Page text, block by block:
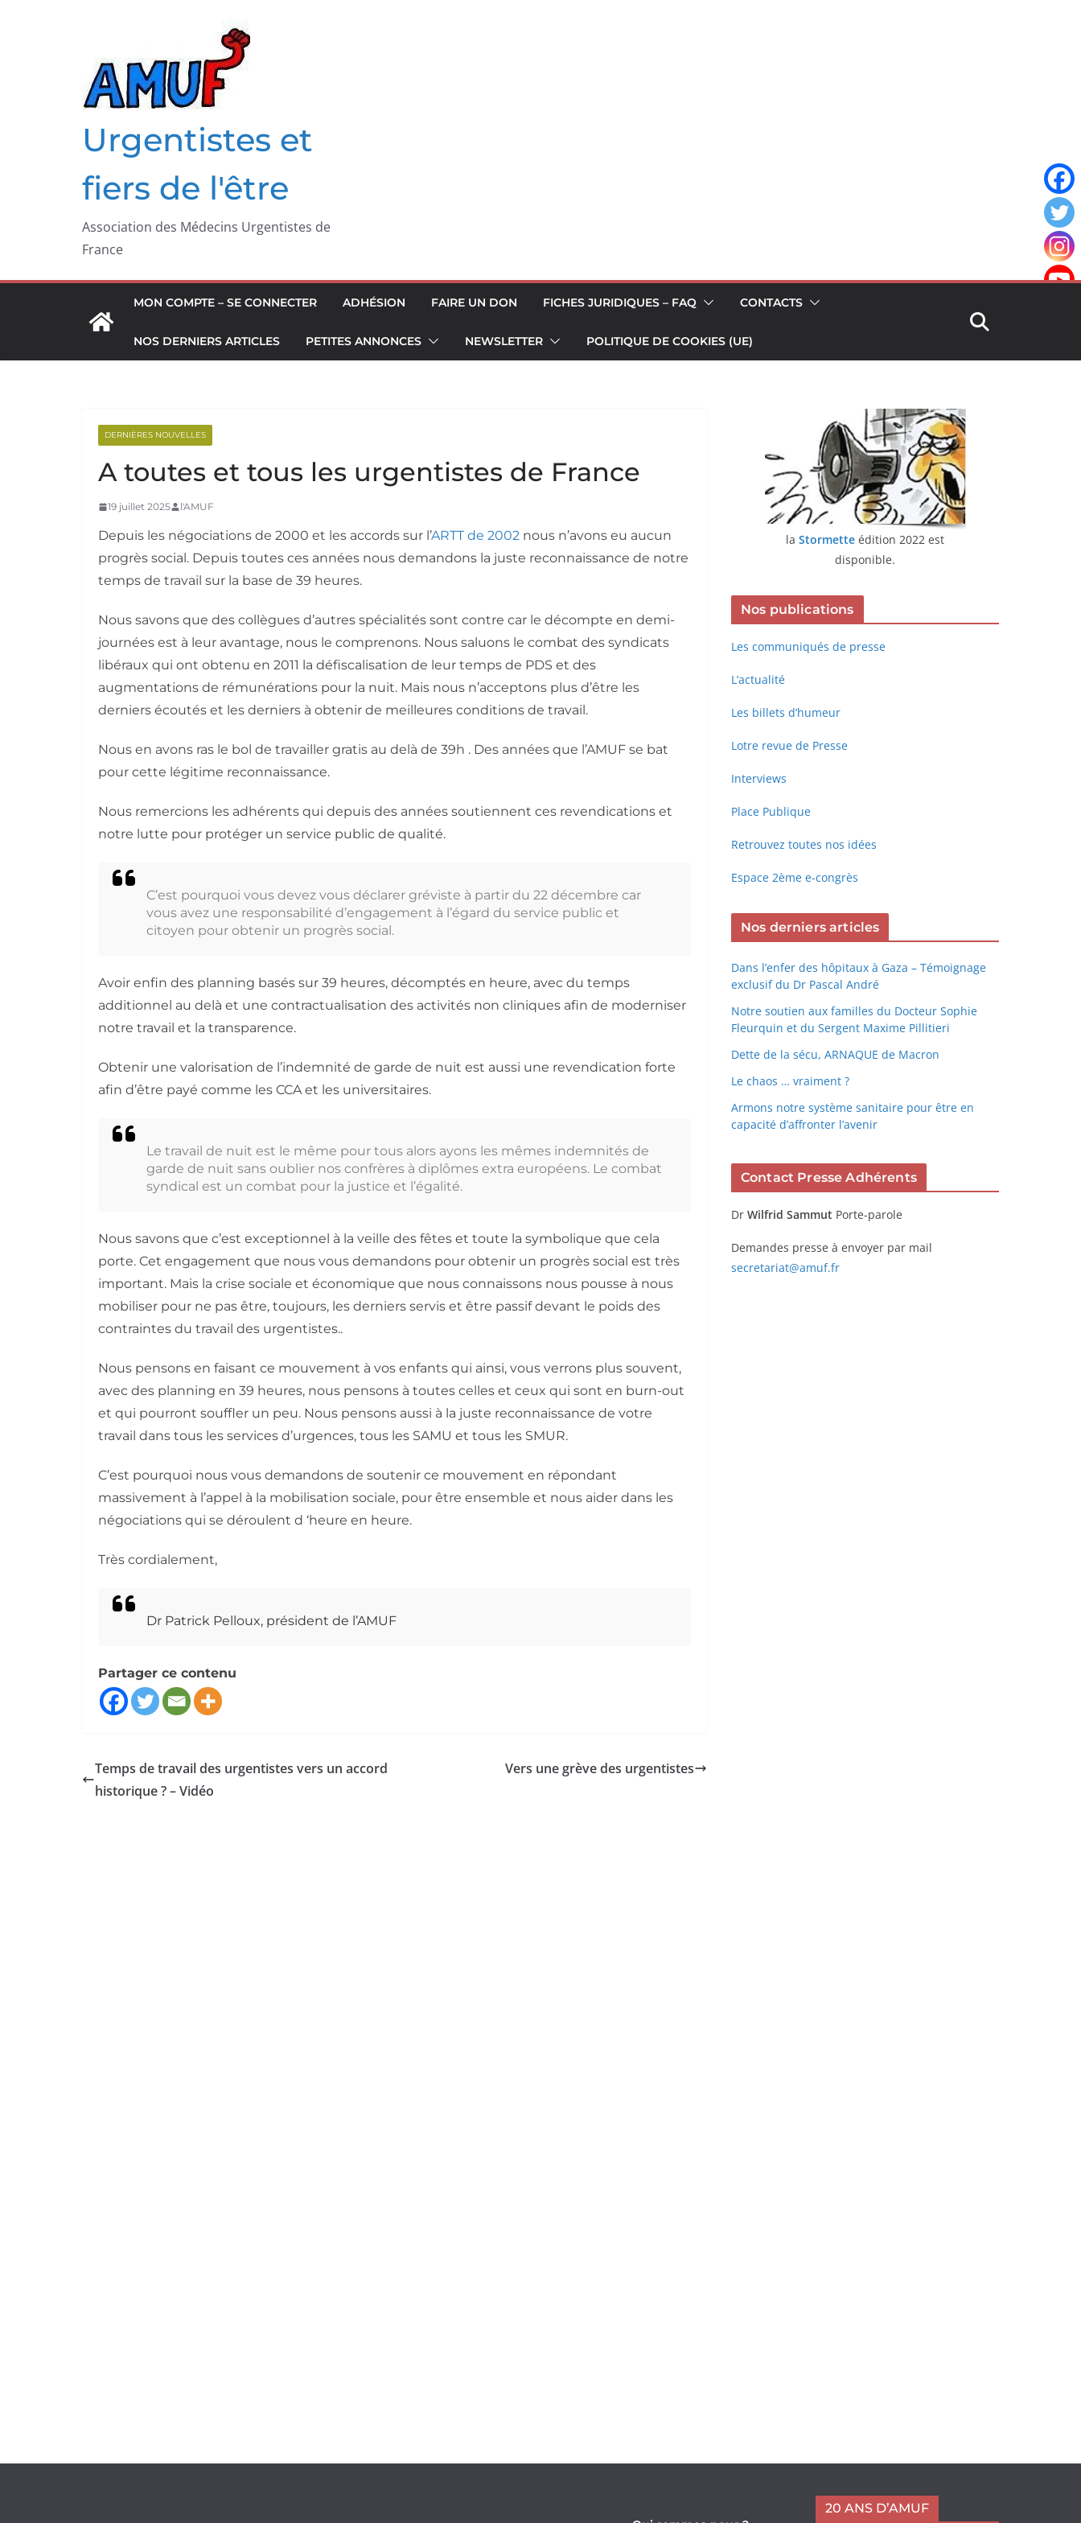
Urgentistes et
fiers de l'être
Association des Médecins Urgentistes de
France
MON COMPTE – SE CONNECTER ADHÉSION FAIRE UN DON FICHES JURIDIQUES – FAQ CONTACTS
NOS DERNIERS ARTICLES PETITES ANNONCES NEWSLETTER POLITIQUE DE COOKIES (UE)
DERNIÈRES NOUVELLES
A toutes et tous les urgentistes de France
19 juillet 2025 l'AMUF
Depuis les négociations de 2000 et les accords sur l’ARTT de 2002 nous n’avons eu aucun
progrès social. Depuis toutes ces années nous demandons la juste reconnaissance de notre
temps de travail sur la base de 39 heures.
Nous savons que des collègues d’autres spécialités sont contre car le décompte en demi-
journées est à leur avantage, nous le comprenons. Nous saluons le combat des syndicats
libéraux qui ont obtenu en 2011 la défiscalisation de leur temps de PDS et des
augmentations de rémunérations pour la nuit. Mais nous n’acceptons plus d’être les
derniers écoutés et les derniers à obtenir de meilleures conditions de travail.
Nous en avons ras le bol de travailler gratis au delà de 39h . Des années que l’AMUF se bat
pour cette légitime reconnaissance.
Nous remercions les adhérents qui depuis des années soutiennent ces revendications et
notre lutte pour protéger un service public de qualité.
C’est pourquoi vous devez vous déclarer gréviste à partir du 22 décembre car
vous avez une responsabilité d’engagement à l’égard du service public et
citoyen pour obtenir un progrès social.
Avoir enfin des planning basés sur 39 heures, décomptés en heure, avec du temps
additionnel au delà et une contractualisation des activités non cliniques afin de moderniser
notre travail et la transparence.
Obtenir une valorisation de l’indemnité de garde de nuit est aussi une revendication forte
afin d’être payé comme les CCA et les universitaires.
Le travail de nuit est le même pour tous alors ayons les mêmes indemnités de
garde de nuit sans oublier nos confrères à diplômes extra européens. Le combat
syndical est un combat pour la justice et l’égalité.
Nous savons que c’est exceptionnel à la veille des fêtes et toute la symbolique que cela
porte. Cet engagement que nous vous demandons pour obtenir un progrès social est très
important. Mais la crise sociale et économique que nous connaissons nous pousse à nous
mobiliser pour ne pas être, toujours, les derniers servis et être passif devant le poids des
contraintes du travail des urgentistes..
Nous pensons en faisant ce mouvement à vos enfants qui ainsi, vous verrons plus souvent,
avec des planning en 39 heures, nous pensons à toutes celles et ceux qui sont en burn-out
et qui pourront souffler un peu. Nous pensons aussi à la juste reconnaissance de votre
travail dans tous les services d’urgences, tous les SAMU et tous les SMUR.
C’est pourquoi nous vous demandons de soutenir ce mouvement en répondant
massivement à l’appel à la mobilisation sociale, pour être ensemble et nous aider dans les
négociations qui se déroulent d ‘heure en heure.
Très cordialement,
Dr Patrick Pelloux, président de l’AMUF
Partager ce contenu
Temps de travail des urgentistes vers un accord
historique ? – Vidéo
Vers une grève des urgentistes
la Stormette édition 2022 est
disponible.
Nos publications
Les communiqués de presse
L’actualité
Les billets d’humeur
Lotre revue de Presse
Interviews
Place Publique
Retrouvez toutes nos idées
Espace 2ème e-congrès
Nos derniers articles
Dans l’enfer des hôpitaux à Gaza – Témoignage
exclusif du Dr Pascal André
Notre soutien aux familles du Docteur Sophie
Fleurquin et du Sergent Maxime Pillitieri
Dette de la sécu, ARNAQUE de Macron
Le chaos … vraiment ?
Armons notre système sanitaire pour être en
capacité d’affronter l’avenir
Contact Presse Adhérents
Dr Wilfrid Sammut Porte-parole
Demandes presse à envoyer par mail
secretariat@amuf.fr
20 ANS D’AMUF